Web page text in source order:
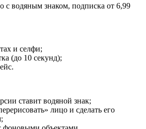
с водяным знаком, подписка от 6,99
и селфи;
(до 10 секунд);
ставит водяной знак;
лицо и сделать его